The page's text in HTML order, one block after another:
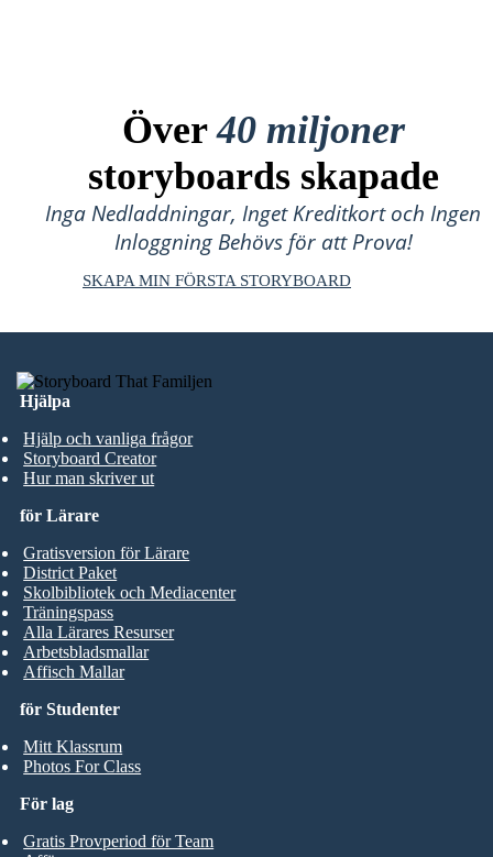
Över40 miljoner
storyboards skapade
Inga Nedladdningar, Inget Kreditkort och Ingen
Inloggning Behövs för att Prova!
SKAPA MIN FÖRSTA STORYBOARD
Hjälpa
Hjälp och vanliga frågor
Storyboard Creator
Hur man skriver ut
för Studenter
Mitt Klassrum
Photos For Class
för Lärare
Gratisversion för Lärare
District Paket
Skolbibliotek och Mediacenter
Träningspass
Alla Lärares Resurser
Arbetsbladsmallar
Affisch Mallar
För lag
Gratis Provperiod för Team